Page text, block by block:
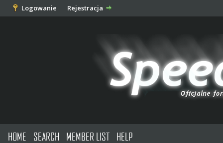
Logowanie Rejestracja
HOME SEARCH MEMBER LIST HELP